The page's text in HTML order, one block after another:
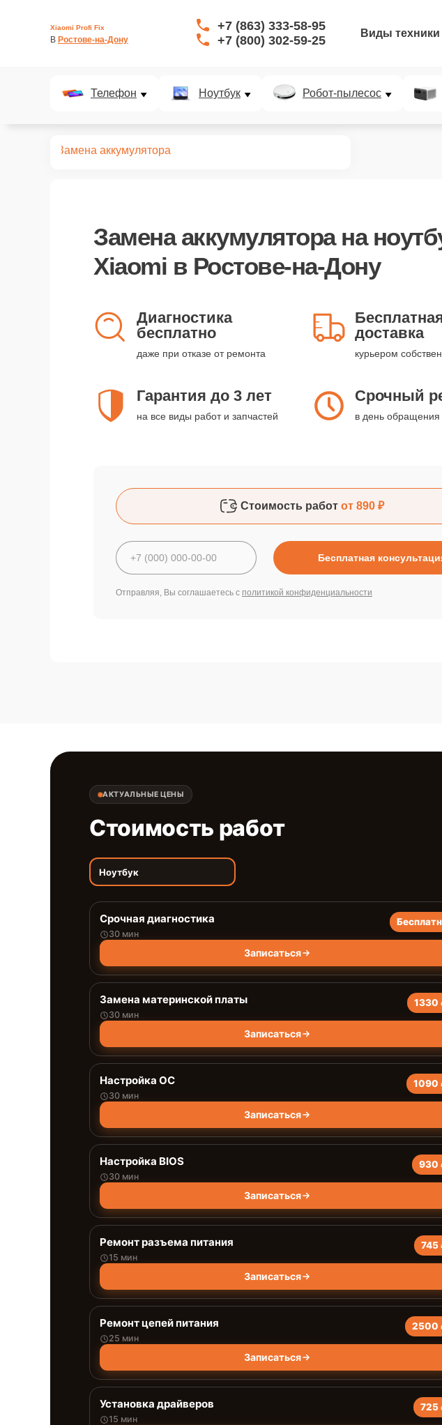
Xiaomi Profi Fix
В Ростове-на-Дону
+7 (863) 333-58-95
+7 (800) 302-59-25
Виды техники
Телефон Ноутбук Робот-пылесос
Замена аккумулятора
Замена аккумуляторана
Xiaomi в Ростове-на-Дону
Диагностика
бесплатно
даже при отказе от ремонта
доставка
курьером
Гарантия до 3 лет
на все виды работ и запчастей
Срочный
в день обращения
Стоимость работ от 890 ₽
Бесплатная
Отправляя, Вы соглашаетесь с политикой конфиденциальности
АКТУАЛЬНЫЕ ЦЕНЫ
Стоимость работ
Ноутбук
Срочная диагностика
30 мин
Записаться
Замена материнской платы
30 мин
1330
Записаться
Настройка ОС
30 мин
1090
Записаться
Настройка BIOS
30 мин
930
Записаться
Ремонт разъема питания
15 мин
745
Записаться
Ремонт цепей питания
25 мин
2500
Записаться
Установка драйверов
15 мин
725